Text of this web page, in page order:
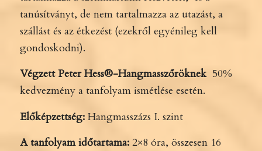
tanúsítványt, de nem tartalmazza az utazást, a
szállást és az étkezést (ezekről egyénileg kell
gondoskodni).
Végzett Peter Hess®-Hangmasszőröknek 50%
kedvezmény a tanfolyam ismétlése esetén.
Előképzettség:Hangmasszázs I. szint
A tanfolyam időtartama:2×8 óra, összesen 16